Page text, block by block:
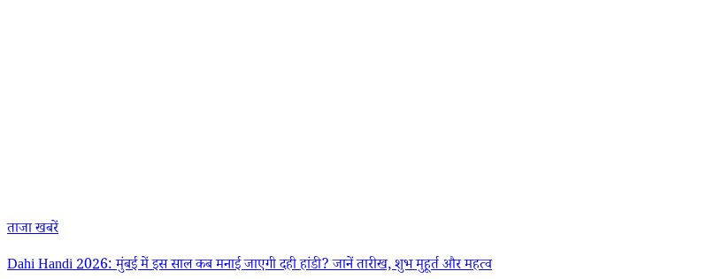
ताजा खबरें
Dahi Handi 2026: मुंबई में इस साल कब मनाई जाएगी दही हांडी? जानें तारीख, शुभ मुहूर्त और महत्व